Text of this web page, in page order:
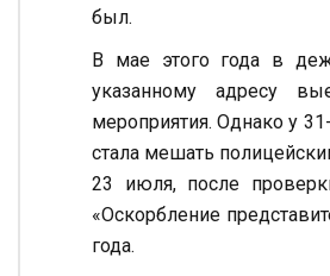
был.
В мае этого года в
указанному адресу
мероприятия. Однако у
стала мешать
23 июля, после
«Оскорбление
года.